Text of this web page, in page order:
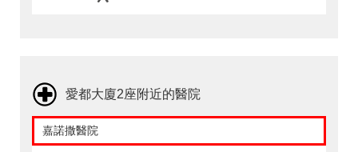
愛都大廈2座附近的醫院
嘉諾撒醫院